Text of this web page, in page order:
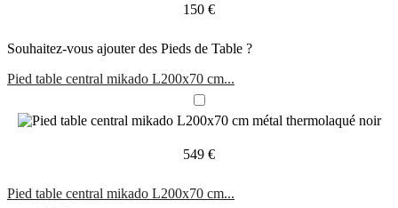
150 €
Souhaitez-vous ajouter des Pieds de Table ?
Pied table central mikado L200x70 cm...
549 €
Pied table central mikado L200x70 cm...